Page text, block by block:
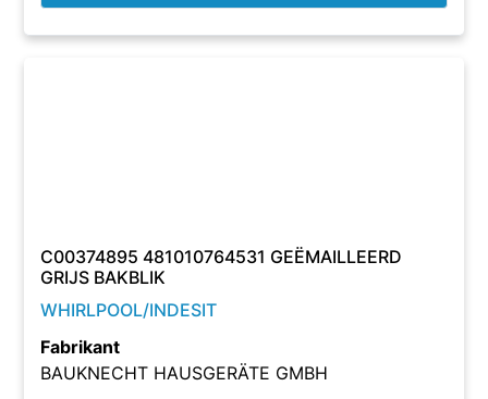
C00374895 481010764531 GEËMAILLEERD
GRIJS BAKBLIK
WHIRLPOOL/INDESIT
Fabrikant
BAUKNECHT HAUSGERÄTE GMBH